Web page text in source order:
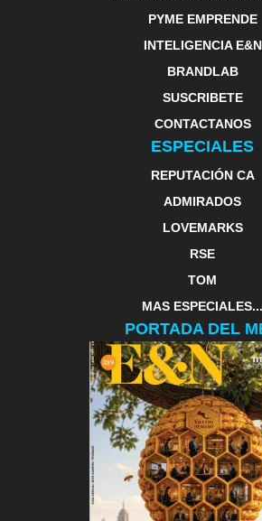
PYME EMPRENDE
INTELIGENCIA E&N
BRANDLAB
SUSCRIBETE
CONTACTANOS
ESPECIALES
REPUTACIÓN CA
ADMIRADOS
LOVEMARKS
RSE
TOM
MAS ESPECIALES...
PORTADA DEL